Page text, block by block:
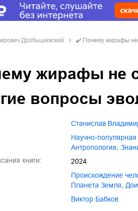
Дробышевский ✔️ Почему жирафы не
жирафы не
вопросы
Станислав
научно-
антропология
книги:
2024
происхождение
планета Земля
Виктор Бабков